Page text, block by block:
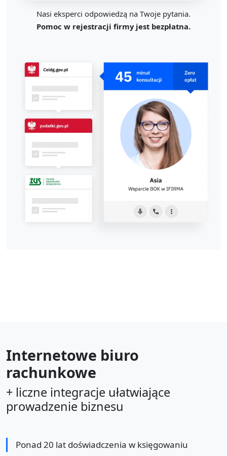
Nasi eksperci odpowiedzą na Twoje pytania.
Pomoc w rejestracji firmy jest bezpłatna.
Internetowe biuro
rachunkowe
+ liczne integracje ułatwiające
prowadzenie biznesu
Ponad 20 lat doświadczenia w księgowaniu